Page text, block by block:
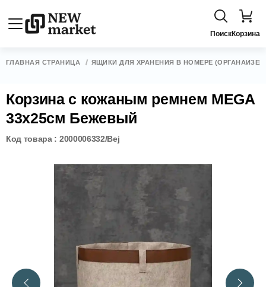
ПоискКорзина
ГЛАВНАЯ СТРАНИЦА ЯЩИКИ ДЛЯ ХРАНЕНИЯ В НОМЕРЕ
Корзина с кожаным ремнем MEGA
33x25см Бежевый
Код товара : 2000006332/Bej